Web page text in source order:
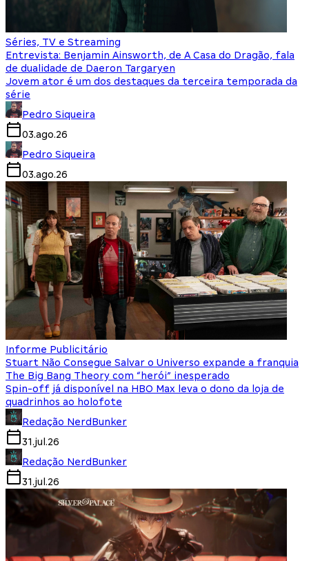
Séries, TV e Streaming
Entrevista: Benjamin Ainsworth, de A Casa do Dragão, fala
de dualidade de Daeron Targaryen
Jovem ator é um dos destaques da terceira temporada da
série
Pedro Siqueira
03.ago.26
Pedro Siqueira
03.ago.26
Informe Publicitário
Stuart Não Consegue Salvar o Universo expande a franquia
The Big Bang Theory com “herói” inesperado
Spin-off já disponível na HBO Max leva o dono da loja de
quadrinhos ao holofote
Redação NerdBunker
31.jul.26
Redação NerdBunker
31.jul.26